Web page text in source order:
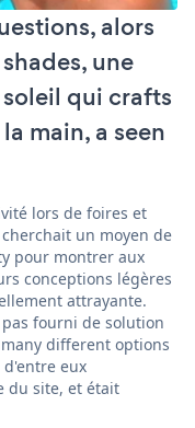
alors
une
qui crafts
main, a seen
lors de foires et
un moyen de
pour montrer aux
conceptions légères
attrayante.
fourni de solution
different options
eux
du site, et était